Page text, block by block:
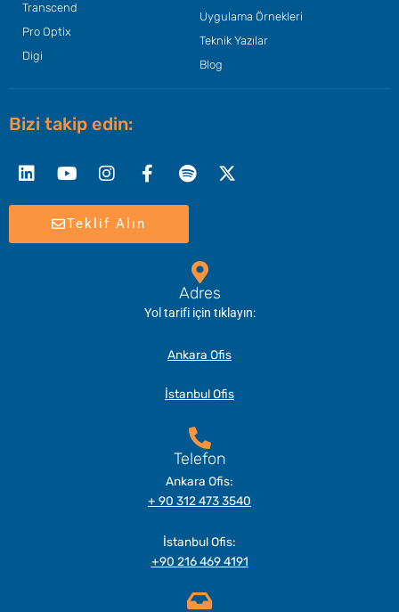
Transcend
Pro Optix
Digi
Uygulama Örnekleri
Teknik Yazılar
Blog
Bizi takip edin:
f
twitter
Teklif Alın
Adres
Yol tarifi için tıklayın:
Ankara Ofis
İstanbul Ofis
Telefon
Ankara Ofis:
+ 90 312 473 3540
İstanbul Ofis:
+90 216 469 4191